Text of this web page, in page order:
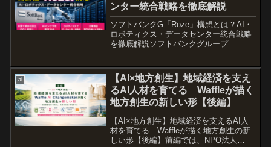
ンター統合戦略を徹底解説
ソフトバンクG「Roze」構想とは？AI・
ロボティクス・データセンター統合戦略
を徹底解説ソフトバンクグループ
「Roze（ローズ）」を米国で設立し、将
来的なIPO（新規株...
ai
【AI×地方創生】地域経済を支え
るAI人材を育てる Waffleが描く
地方創生の新しい形【後編】
【AI×地方創生】地域経済を支えるAI人
材を育てる Waffleが描く地方創生の新
しい形【後編】前編では、NPO法人